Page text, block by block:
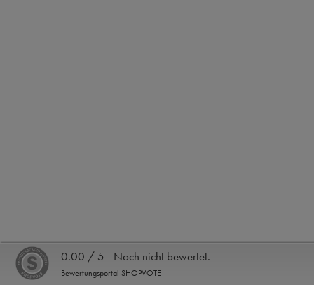
0.00 / 5 - Noch nicht bewertet.
Bewertungsportal SHOPVOTE